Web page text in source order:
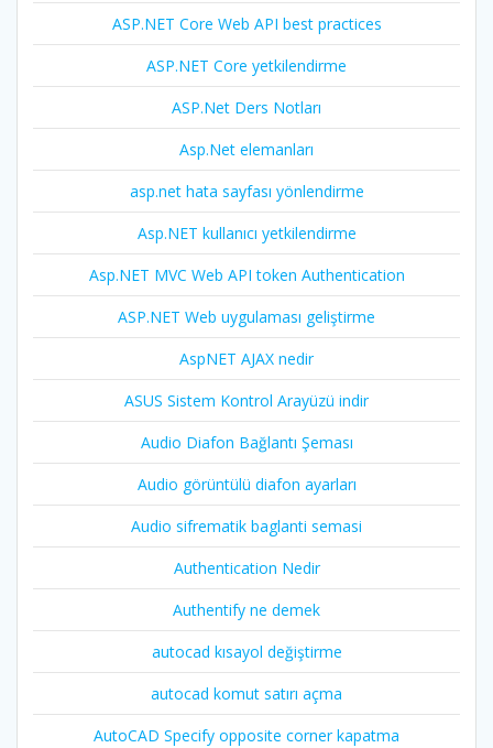
ASP.NET Core Web API best practices
ASP.NET Core yetkilendirme
ASP.Net Ders Notları
Asp.Net elemanları
asp.net hata sayfası yönlendirme
Asp.NET kullanıcı yetkilendirme
Asp.NET MVC Web API token Authentication
ASP.NET Web uygulaması geliştirme
AspNET AJAX nedir
ASUS Sistem Kontrol Arayüzü indir
Audio Diafon Bağlantı Şeması
Audio görüntülü diafon ayarları
Audio sifrematik baglanti semasi
Authentication Nedir
Authentify ne demek
autocad kısayol değiştirme
autocad komut satırı açma
AutoCAD Specify opposite corner kapatma